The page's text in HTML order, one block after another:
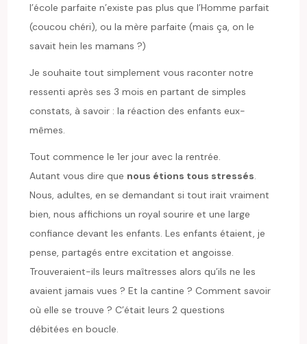
l’école parfaite n’existe pas plus que l’Homme parfait
(coucou chéri), ou la mère parfaite (mais ça, on le
savait hein les mamans ?)
Je souhaite tout simplement vous raconter notre
ressenti après ses 3 mois en partant de simples
constats, à savoir : la réaction des enfants eux-
mêmes.
Tout commence le 1er jour avec la rentrée.
Autant vous dire que nous étions tous stressés.
Nous, adultes, en se demandant si tout irait vraiment
bien, nous affichions un royal sourire et une large
confiance devant les enfants. Les enfants étaient, je
pense, partagés entre excitation et angoisse.
Trouveraient-ils leurs maîtresses alors qu’ils ne les
avaient jamais vues ? Et la cantine ? Comment savoir
où elle se trouve ? C’était leurs 2 questions
débitées en boucle.